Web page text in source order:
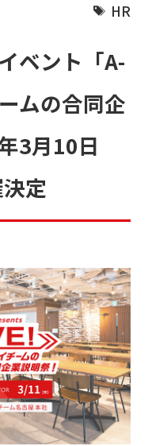
HR
ベント「A-
ムの合同企
3月10日
定